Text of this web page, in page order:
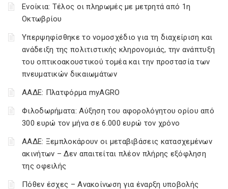
Ενοίκια: Τέλος οι πληρωμές με μετρητά από 1η
Οκτωβρίου
Υπερψηφίσθηκε το νομοσχέδιο για τη διαχείριση και
ανάδειξη της πολιτιστικής κληρονομιάς, την ανάπτυξη
του οπτικοακουστικού τομέα και την προστασία των
πνευματικών δικαιωμάτων
ΑΑΔΕ: Πλατφόρμα myAGRO
Φιλοδωρήματα: Αύξηση του αφορολόγητου ορίου από
300 ευρώ τον μήνα σε 6.000 ευρώ τον χρόνο
ΑΑΔΕ: Ξεμπλοκάρουν οι μεταβιβάσεις κατασχεμένων
ακινήτων – Δεν απαιτείται πλέον πλήρης εξόφληση
της οφειλής
Πόθεν έσχες – Ανακοίνωση για έναρξη υποβολής